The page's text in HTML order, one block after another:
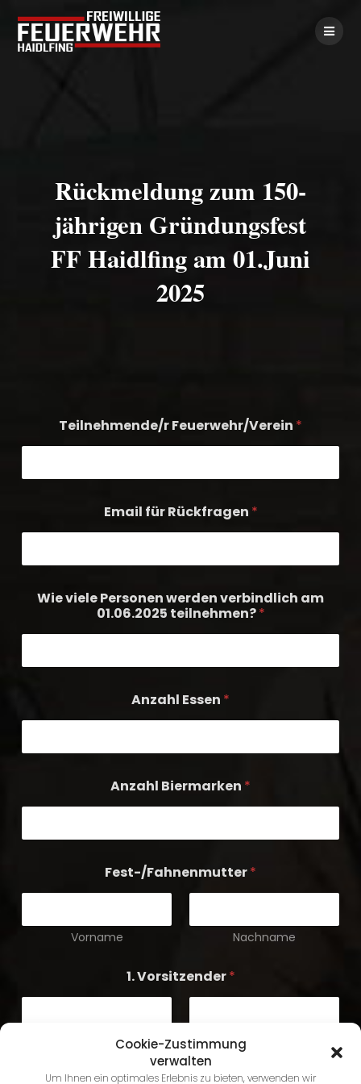
Cookie-Zustimmung
verwalten
Um Ihnen ein optimales Erlebnis zu bieten, verwenden wir
Rückmeldung zum 150-
jährigen Gründungsfest
FF Haidlfing am 01.Juni
2025
Teilnehmende/r Feuerwehr/Verein *
Email für Rückfragen *
Wie viele Personen werden verbindlich am
01.06.2025 teilnehmen?*
Anzahl Essen *
Anzahl Biermarken *
Fest-/Fahnenmutter*
Vorname Nachname
w
d
e
n
T
1. Vorsitzender*
Vorname Nachname